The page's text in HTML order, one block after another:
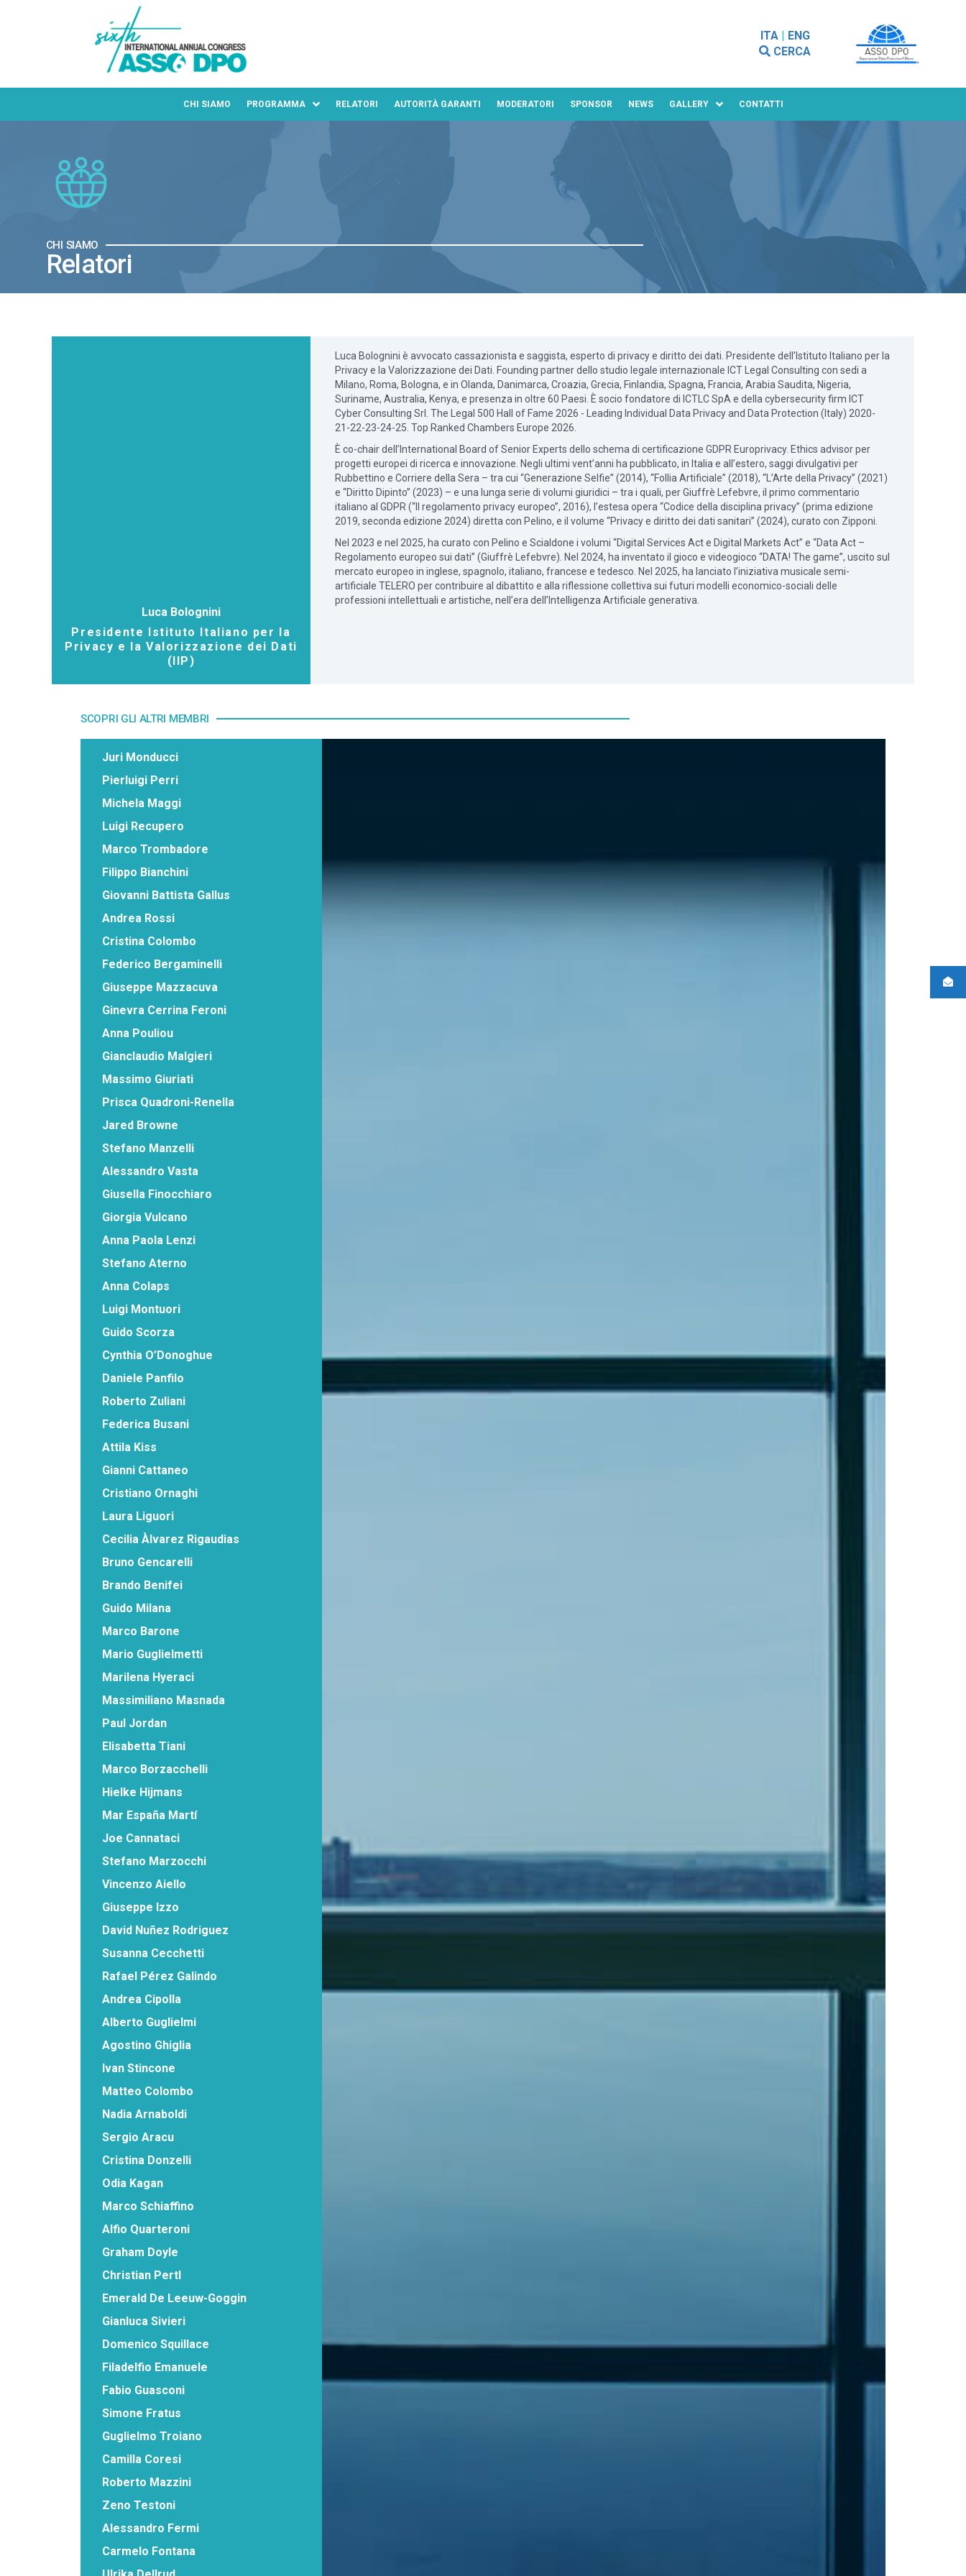
ITA| ENG
CERCA
CHI SIAMO PROGRAMMA RELATORI AUTORITÀ GARANTI MODERATORI SPONSOR NEWS GALLERY CONTATTI
CHI SIAMO
Relatori
Luca Bolognini
Presidente Istituto Italiano per la
Privacy e la Valorizzazione dei Dati
(IIP)
Luca Bolognini è avvocato cassazionista e saggista, esperto di privacy e diritto dei dati. Presidente dell’Istituto Italiano per la
Privacy e la Valorizzazione dei Dati. Founding partner dello studio legale internazionale ICT Legal Consulting con sedi a
Milano, Roma, Bologna, e in Olanda, Danimarca, Croazia, Grecia, Finlandia, Spagna, Francia, Arabia Saudita, Nigeria,
Suriname, Australia, Kenya, e presenza in oltre 60 Paesi. È socio fondatore di ICTLC SpA e della cybersecurity firm ICT
Cyber Consulting Srl. The Legal 500 Hall of Fame 2026 - Leading Individual Data Privacy and Data Protection (Italy) 2020-
21-22-23-24-25. Top Ranked Chambers Europe 2026.
È co-chair dell’International Board of Senior Experts dello schema di certificazione GDPR Europrivacy. Ethics advisor per
progetti europei di ricerca e innovazione. Negli ultimi vent’anni ha pubblicato, in Italia e all’estero, saggi divulgativi per
Rubbettino e Corriere della Sera – tra cui “Generazione Selfie” (2014), “Follia Artificiale” (2018), “L’Arte della Privacy” (2021)
e “Diritto Dipinto” (2023) – e una lunga serie di volumi giuridici – tra i quali, per Giuffrè Lefebvre, il primo commentario
italiano al GDPR (“Il regolamento privacy europeo”, 2016), l’estesa opera “Codice della disciplina privacy” (prima edizione
2019, seconda edizione 2024) diretta con Pelino, e il volume “Privacy e diritto dei dati sanitari” (2024), curato con Zipponi.
Nel 2023 e nel 2025, ha curato con Pelino e Scialdone i volumi “Digital Services Act e Digital Markets Act” e “Data Act –
Regolamento europeo sui dati” (Giuffrè Lefebvre). Nel 2024, ha inventato il gioco e videogioco “DATA! The game”, uscito sul
mercato europeo in inglese, spagnolo, italiano, francese e tedesco. Nel 2025, ha lanciato l’iniziativa musicale semi-
artificiale TELERO per contribuire al dibattito e alla riflessione collettiva sui futuri modelli economico-sociali delle
professioni intellettuali e artistiche, nell’era dell’Intelligenza Artificiale generativa.
SCOPRI GLI ALTRI MEMBRI
Juri Monducci
Pierluigi Perri
Michela Maggi
Luigi Recupero
Marco Trombadore
Filippo Bianchini
Giovanni Battista Gallus
Andrea Rossi
Cristina Colombo
Federico Bergaminelli
Giuseppe Mazzacuva
Ginevra Cerrina Feroni
Anna Pouliou
Gianclaudio Malgieri
Massimo Giuriati
Prisca Quadroni-Renella
Jared Browne
Stefano Manzelli
Alessandro Vasta
Giusella Finocchiaro
Giorgia Vulcano
Anna Paola Lenzi
Stefano Aterno
Anna Colaps
Luigi Montuori
Guido Scorza
Cynthia O’Donoghue
Daniele Panfilo
Roberto Zuliani
Federica Busani
Attila Kiss
Gianni Cattaneo
Cristiano Ornaghi
Laura Liguori
Cecilia Àlvarez Rigaudias
Bruno Gencarelli
Brando Benifei
Guido Milana
Marco Barone
Mario Guglielmetti
Marilena Hyeraci
Massimiliano Masnada
Paul Jordan
Elisabetta Tiani
Marco Borzacchelli
Hielke Hijmans
Mar España Martí
Joe Cannataci
Stefano Marzocchi
Vincenzo Aiello
Giuseppe Izzo
David Nuñez Rodriguez
Susanna Cecchetti
Rafael Pérez Galindo
Andrea Cipolla
Alberto Guglielmi
Agostino Ghiglia
Ivan Stincone
Matteo Colombo
Nadia Arnaboldi
Sergio Aracu
Cristina Donzelli
Odia Kagan
Marco Schiaffino
Alfio Quarteroni
Graham Doyle
Christian Pertl
Emerald De Leeuw-Goggin
Gianluca Sivieri
Domenico Squillace
Filadelfio Emanuele
Fabio Guasconi
Simone Fratus
Guglielmo Troiano
Camilla Coresi
Roberto Mazzini
Zeno Testoni
Alessandro Fermi
Carmelo Fontana